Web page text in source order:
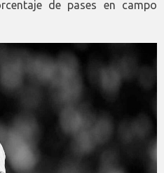
de pases en campo